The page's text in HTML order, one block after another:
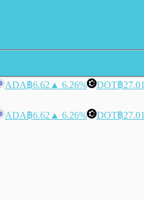
ADA฿6.62 ▲ 6.26% DOT฿27.01
ADA฿6.62 ▲ 6.26% DOT฿27.01